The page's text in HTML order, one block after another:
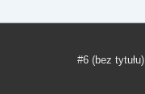
niepodległości
Menu
#6 (bez tytułu)